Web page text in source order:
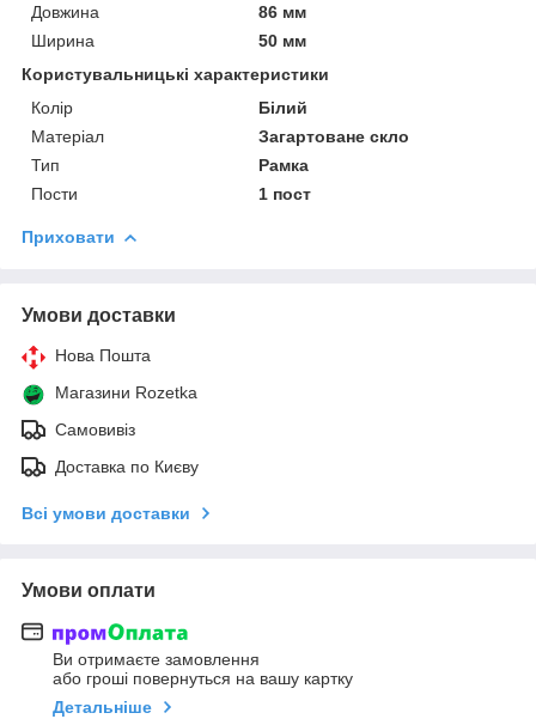
Довжина
86 мм
Ширина
50 мм
Користувальницькі характеристики
Колір
Білий
Матеріал
Загартоване скло
Тип
Рамка
Пости
1 пост
Приховати
Умови доставки
Нова Пошта
Магазини Rozetka
Самовивіз
Доставка по Києву
Всі умови доставки
Умови оплати
Ви отримаєте замовлення
або гроші повернуться на вашу картку
Детальніше